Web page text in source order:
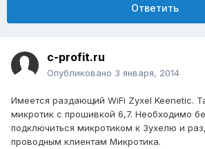
Ответить
c-profit.ru
Опубликовано 3 января, 2014
Имеется раздающий WiFi Zyxel Keenetic.
микротик с прошивкой 6,7. Необходимо
подключиться микротиком к Зухелю и
проводным клиентам Микротика.